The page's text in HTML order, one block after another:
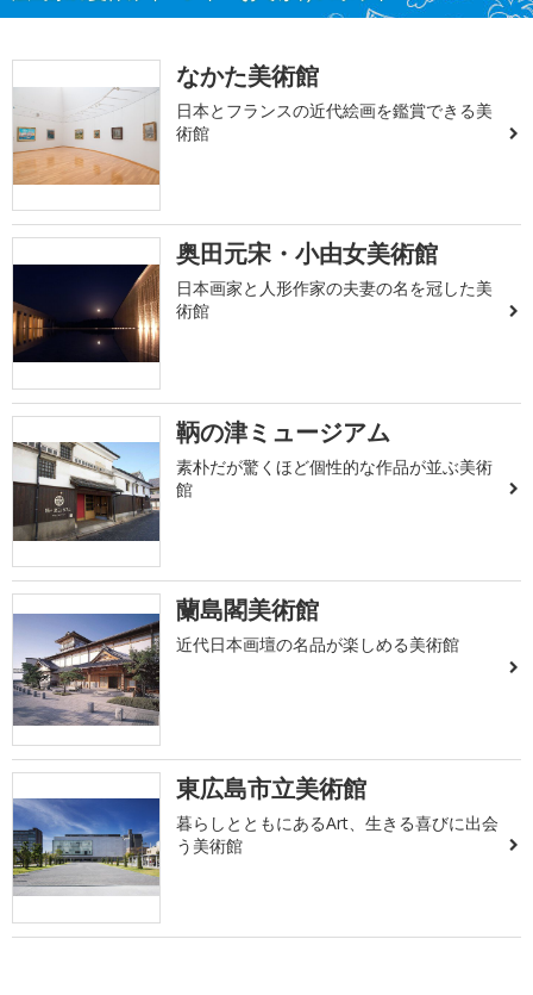
なかた美術館
日本とフランスの近代絵画を鑑賞できる美
術館
奥田元宋・小由女美術館
日本画家と人形作家の夫妻の名を冠した美
術館
鞆の津ミュージアム
素朴だが驚くほど個性的な作品が並ぶ美術
館
蘭島閣美術館
近代日本画壇の名品が楽しめる美術館
東広島市立美術館
暮らしとともにあるArt、生きる喜びに出会
う美術館